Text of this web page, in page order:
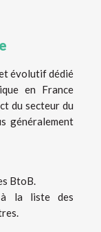
évolutif dédié
en France
du secteur du
généralement
BtoB.
à la liste des